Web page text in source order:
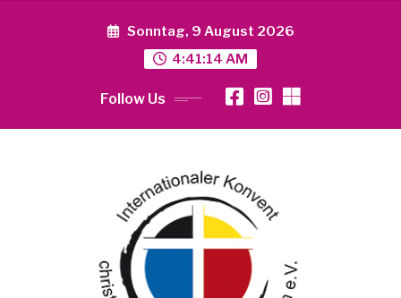
Sonntag, 9 August 2026
4:41:14 AM
Follow Us